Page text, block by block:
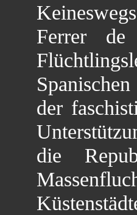
Ferrer
der
die